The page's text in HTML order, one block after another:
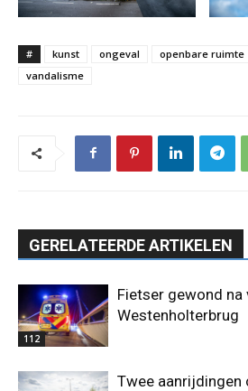
# kunst ongeval openbare ruimte
vandalisme
GERELATEERDE ARTIKELEN
112
Fietser gewond na
Westenholterbrug
Twee aanrijdingen